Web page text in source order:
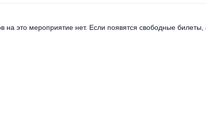
на это мероприятие нет. Если появятся свободные